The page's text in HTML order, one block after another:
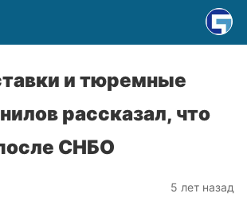
и тюремные
рассказал, что
СНБО
5 лет назад